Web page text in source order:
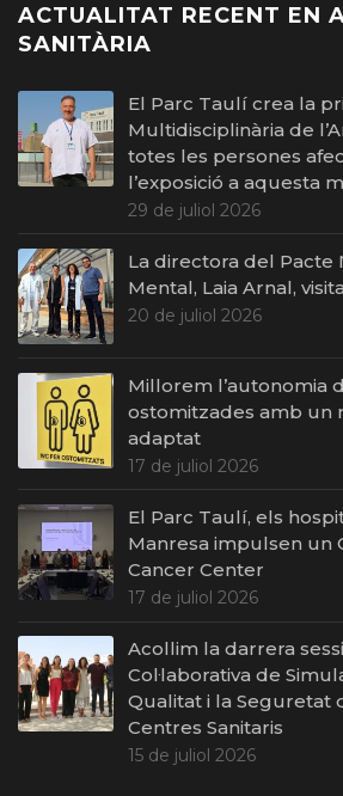
ACTUALITAT RECENT EN
SANITÀRIA
El Parc Taulí crea la
Multidisciplinària de
totes les persones
l’exposició a aquesta
29 de juliol 2026
La directora del Pacte
Mental, Laia Arnal,
20 de juliol 2026
Millorem l’autonomia
ostomitzades amb un
adaptat
17 de juliol 2026
El Parc Taulí, els
Manresa impulsen un
Cancer Center
17 de juliol 2026
Acollim la darrera
Col·laborativa de
Qualitat i la Seguretat
Centres Sanitaris
15 de juliol 2026